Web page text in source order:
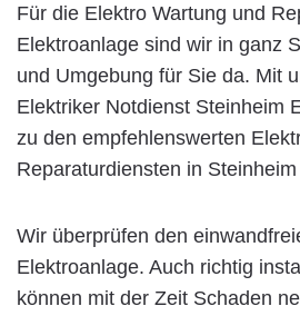
Für die Elektro Wartung und
Elektroanlage sind wir in ganz
und Umgebung für Sie da. Mit
Elektriker Notdienst Steinheim
zu den empfehlenswerten
Reparaturdiensten in
Wir überprüfen den
Elektroanlage. Auch richtig
können mit der Zeit Schaden